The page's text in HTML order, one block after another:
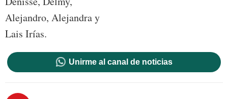
Alejandro, Alejandra y
Lais Irías.
Unirme al canal de noticias